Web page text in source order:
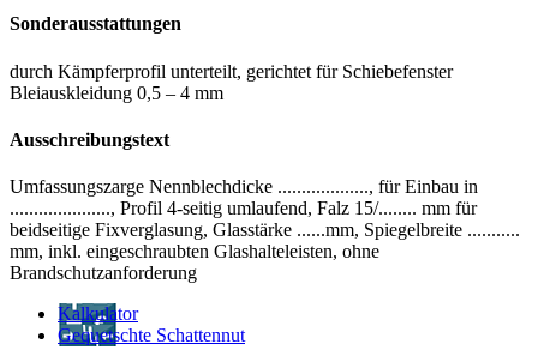
Sonderausstattungen
durch Kämpferprofil unterteilt, gerichtet für Schiebefenster
Bleiauskleidung 0,5 – 4 mm
Ausschreibungstext
Umfassungszarge Nennblechdicke ..................., für Einbau in
....................., Profil 4-seitig umlaufend, Falz 15/........ mm für
beidseitige Fixverglasung, Glasstärke ......mm, Spiegelbreite ...........
mm, inkl. eingeschraubten Glashalteleisten, ohne
Brandschutzanforderung
Kalkulator
Gequetschte Schattennut